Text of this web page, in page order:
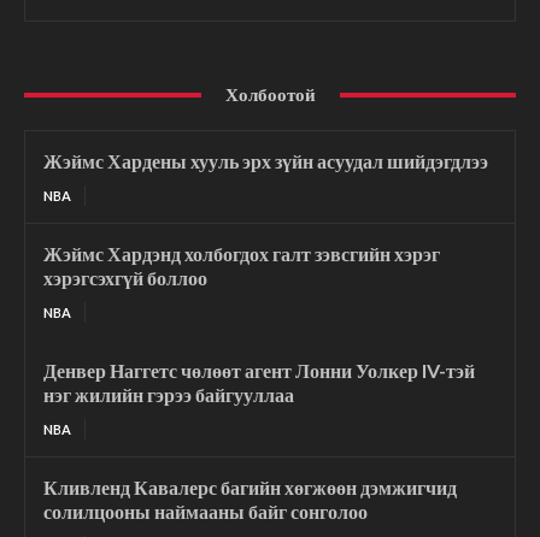
Холбоотой
Жэймс Хардены хууль эрх зүйн асуудал шийдэгдлээ
NBA
Жэймс Хардэнд холбогдох галт зэвсгийн хэрэг
хэрэгсэхгүй боллоо
NBA
Денвер Наггетс чөлөөт агент Лонни Уолкер IV-тэй
нэг жилийн гэрээ байгууллаа
NBA
Кливленд Кавалерс багийн хөгжөөн дэмжигчид
солилцооны наймааны байг сонголоо